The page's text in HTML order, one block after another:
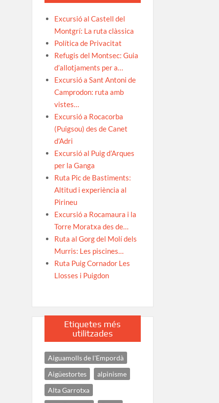
Excursió al Castell del
Montgrí: La ruta clàssica
Política de Privacitat
Refugis del Montsec: Guia
d’allotjaments per a…
Excursió a Sant Antoni de
Camprodon: ruta amb
vistes…
Excursió a Rocacorba
(Puigsou) des de Canet
d’Adri
Excursió al Puig d’Arques
per la Ganga
Ruta Pic de Bastiments:
Altitud i experiència al
Pirineu
Excursió a Rocamaura i la
Torre Moratxa des de…
Ruta al Gorg del Molí dels
Murris: Les piscines…
Ruta Puig Cornador Les
Llosses i Puigdon
Etiquetes més
utilitzades
Aiguamolls de l'Empordà
Aigüestortes
alpinisme
Alta Garrotxa